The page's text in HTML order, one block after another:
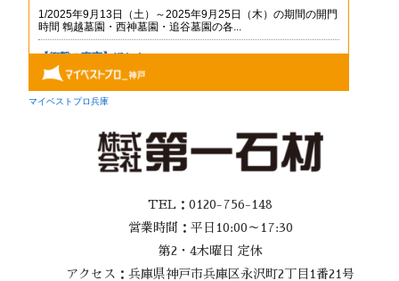
TEL：0120-756-148
営業時間：平日10:00～17:30
第2・4木曜日 定休
アクセス：兵庫県神戸市兵庫区永沢町2丁目1番21号